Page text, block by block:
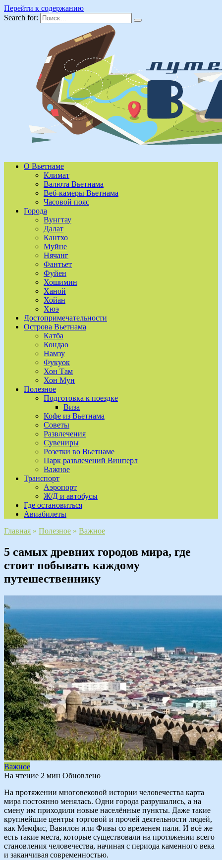
Перейти к содержанию
Search for:
О Вьетнаме
Климат
Валюта Вьетнама
Веб-камеры Вьетнама
Часовой пояс
Города
Вунгтау
Далат
Кантхо
Муйне
Нячанг
Фантьет
Фуйен
Хошимин
Ханой
Хойан
Хюэ
Достопримечательности
Острова Вьетнама
Катба
Кондао
Намзу
Фукуок
Хон Там
Хон Мун
Полезное
Подготовка к поездке
Виза
Кофе из Вьетнама
Советы
Развлечения
Сувениры
Розетки во Вьетнаме
Парк развлечений Винперл
Важное
Транспорт
Аэропорт
Ж/Д и автобусы
Где остановиться
Авиабилеты
Главная » Полезное » Важное
5 самых древних городов мира, где
стоит побывать каждому
путешественнику
Важное
На чтение 2 мин Обновлено
На протяжении многовековой истории человечества карта
мира постоянно менялась. Одни города разрушались, а на
смену им приходили новые населённые пункты. Даже такие
крупнейшие центры торговой и прочей деятельности людей,
как Мемфис, Вавилон или Фивы со временем пали. И всё же
есть такие места, которые существовали на протяжении всего
становления человечества, начиная с периода каменного века
и заканчивая современностью.